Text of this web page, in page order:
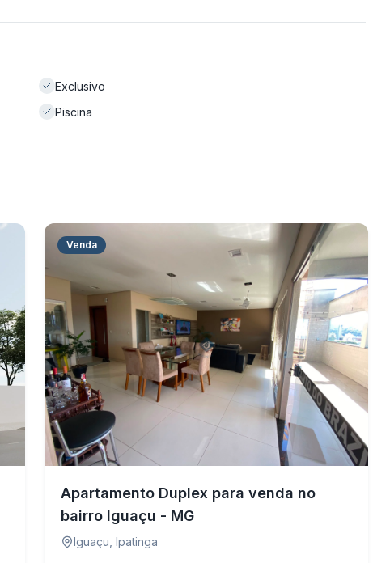
Exclusivo
Piscina
Venda
Apartamento Duplex para venda no
bairro Iguaçu - MG
Iguaçu Ipatinga